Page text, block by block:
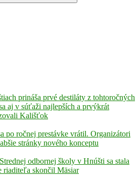
prináša prvé destiláty z tohtoročných
aj v súťaži najlepších a prvýkrát
Kališťok
po ročnej prestávke vrátil. Organizátori
stránky nového konceptu
odbornej školy v Hnúšti sa stala
riaditeľa skončil Mäsiar